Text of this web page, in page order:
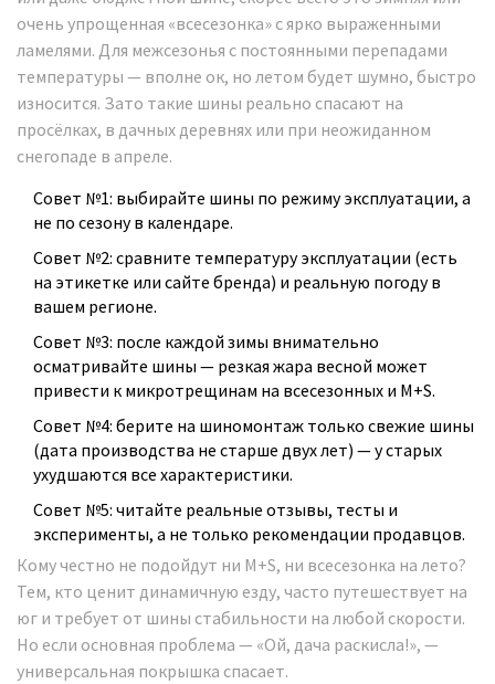
очень упрощенная «всесезонка» с ярко выраженными
ламелями. Для межсезонья с постоянными перепадами
температуры — вполне ок, но летом будет шумно, быстро
износится. Зато такие шины реально спасают на
просёлках, в дачных деревнях или при неожиданном
снегопаде в апреле.
Совет №1: выбирайте шины по режиму эксплуатации, а
не по сезону в календаре.
Совет №2: сравните температуру эксплуатации (есть
на этикетке или сайте бренда) и реальную погоду в
вашем регионе.
Совет №3: после каждой зимы внимательно
осматривайте шины — резкая жара весной может
привести к микротрещинам на всесезонных и M+S.
Совет №4: берите на шиномонтаж только свежие шины
(дата производства не старше двух лет) — у старых
ухудшаются все характеристики.
Совет №5: читайте реальные отзывы, тесты и
эксперименты, а не только рекомендации продавцов.
Кому честно не подойдут ни M+S, ни всесезонка на лето?
Тем, кто ценит динамичную езду, часто путешествует на
юг и требует от шины стабильности на любой скорости.
Но если основная проблема — «Ой, дача раскисла!», —
универсальная покрышка спасает.